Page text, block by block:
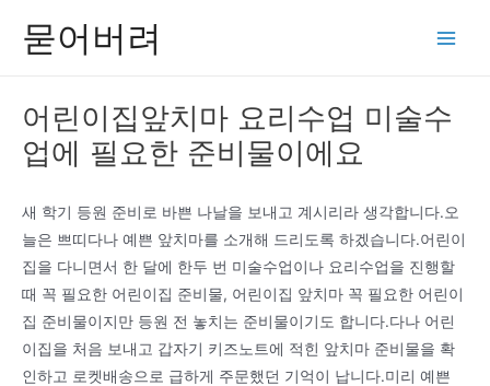
묻어버려
어린이집앞치마 요리수업 미술수
업에 필요한 준비물이에요
새 학기 등원 준비로 바쁜 나날을 보내고 계시리라 생각합니다.오
늘은 쁘띠다나 예쁜 앞치마를 소개해 드리도록 하겠습니다.어린이
집을 다니면서 한 달에 한두 번 미술수업이나 요리수업을 진행할
때 꼭 필요한 어린이집 준비물, 어린이집 앞치마 꼭 필요한 어린이
집 준비물이지만 등원 전 놓치는 준비물이기도 합니다.다나 어린
이집을 처음 보내고 갑자기 키즈노트에 적힌 앞치마 준비물을 확
인하고 로켓배송으로 급하게 주문했던 기억이 납니다.미리 예쁜